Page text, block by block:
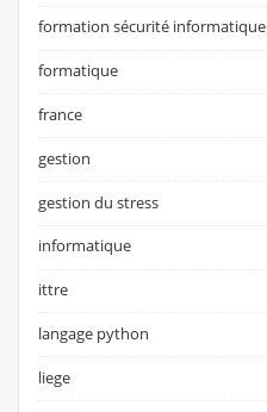
formation sécurité informatique
formatique
france
gestion
gestion du stress
informatique
ittre
langage python
liege